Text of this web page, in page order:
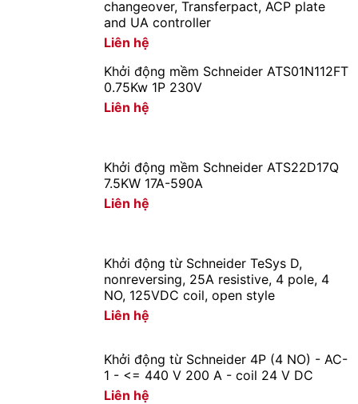
changeover, Transferpact, ACP plate
and UA controller
Liên hệ
Khởi động mềm Schneider ATS01N112FT
0.75Kw 1P 230V
Liên hệ
Khởi động mềm Schneider ATS22D17Q
7.5KW 17A-590A
Liên hệ
Khởi động từ Schneider TeSys D,
nonreversing, 25A resistive, 4 pole, 4
NO, 125VDC coil, open style
Liên hệ
Khởi động từ Schneider 4P (4 NO) - AC-
1 - <= 440 V 200 A - coil 24 V DC
Liên hệ